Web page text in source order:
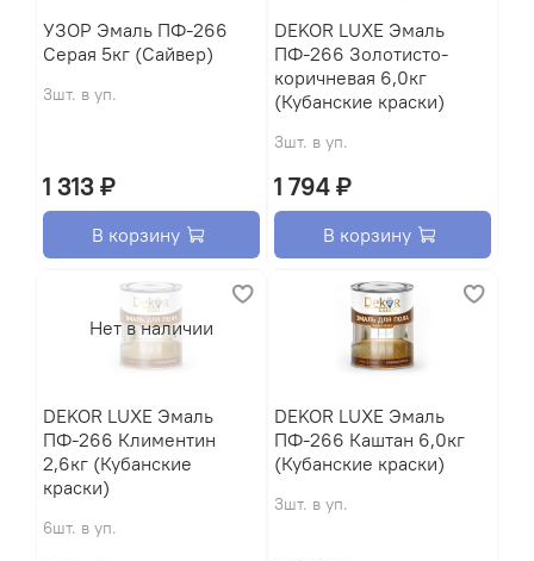
УЗОР Эмаль ПФ-266
Серая 5кг (Сайвер)
3шт. в уп.
1 313 ₽
В корзину
DEKOR LUXE Эмаль
ПФ-266 Золотисто-
коричневая 6,0кг
(Кубанские краски)
3шт. в уп.
1 794 ₽
В корзину
Нет в наличии
DEKOR LUXE Эмаль
ПФ-266 Климентин
2,6кг (Кубанские
краски)
6шт. в уп.
DEKOR LUXE Эмаль
ПФ-266 Каштан 6,0кг
(Кубанские краски)
3шт. в уп.